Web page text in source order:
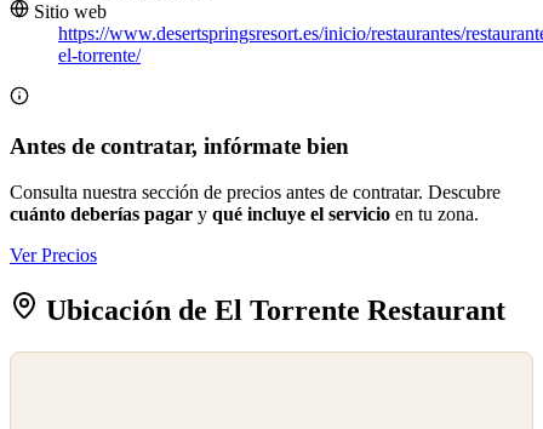
Sitio web
https://www.desertspringsresort.es/inicio/restaurantes/
el-torrente/
Antes de contratar, infórmate bien
Consulta nuestra sección de precios antes de contratar. Descubre
cuánto deberías pagar y qué incluye el servicio en tu zona.
Ver Precios
Ubicación de El Torrente Restaurant